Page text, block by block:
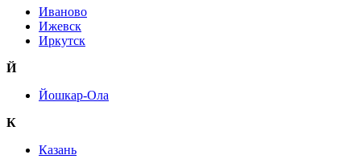
Иваново
Ижевск
Иркутск
Й
Йошкар-Ола
К
Казань